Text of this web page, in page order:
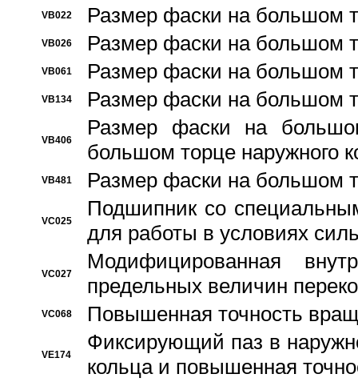
VB022 Размер фаски на большом
VB026 Размер фаски на большом
VB061 Размер фаски на большом
VB134 Размер фаски на большом
VB406
Размер фаски на
большом торце наружного
VB481 Размер фаски на большом
VC025
Подшипник со
для работы в условиях
VC027
Модифицированная
предельных величин
VC068 Повышенная точность
VE174
Фиксирующий паз в
кольца и повышенная